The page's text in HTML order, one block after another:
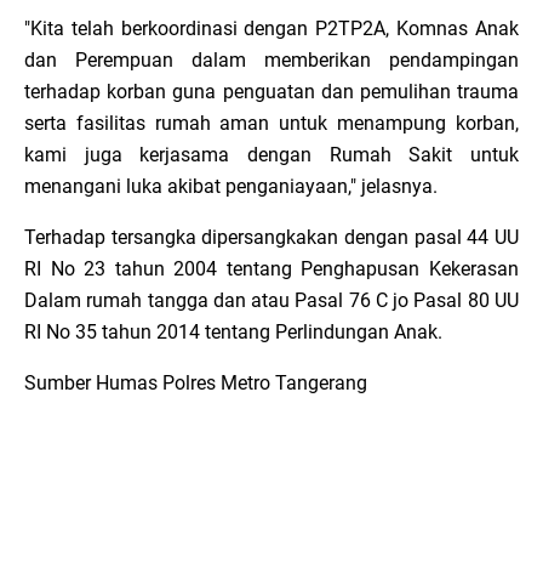
"Kita telah berkoordinasi dengan P2TP2A, Komnas Anak
dan Perempuan dalam memberikan pendampingan
terhadap korban guna penguatan dan pemulihan trauma
serta fasilitas rumah aman untuk menampung korban,
kami juga kerjasama dengan Rumah Sakit untuk
menangani luka akibat penganiayaan," jelasnya.
Terhadap tersangka dipersangkakan dengan pasal 44 UU
RI No 23 tahun 2004 tentang Penghapusan Kekerasan
Dalam rumah tangga dan atau Pasal 76 C jo Pasal 80 UU
RI No 35 tahun 2014 tentang Perlindungan Anak.
Sumber Humas Polres Metro Tangerang